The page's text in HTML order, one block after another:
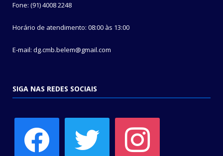
Fone: (91) 4008 2248
Horário de atendimento: 08:00 às 13:00
E-mail: dg.cmb.belem@gmail.com
SIGA NAS REDES SOCIAIS